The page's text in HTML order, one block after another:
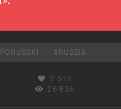
PORUSSKI # RUSSIA
2 513
26 836